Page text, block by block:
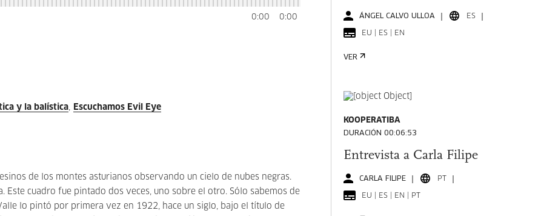
0:00 0:00
y la balística Escuchamos Evil Eye
de los montes asturianos observando un cielo de nubes negras.
cuadro fue pintado dos veces, uno sobre el otro. Sólo sabemos de
lo pintó por primera vez en 1922, hace un siglo, bajo el título de
ÁNGEL CALVO ULLOA ES
EU | ES | EN
VER
KOOPERATIBA
DURACIÓN 00:06:53
Entrevista a Carla Filipe
CARLA FILIPE PT
EU | ES | EN | PT